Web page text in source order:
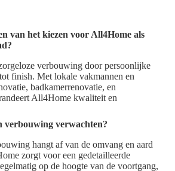
van het kiezen voor All4Home als
verbouwing door persoonlijke
finish. Met lokale vakmannen en
badkamerrenovatie, en
All4Home kwaliteit en
verbouwing verwachten?
hangt af van de omvang en aard
zorgt voor een gedetailleerde
op de hoogte van de voortgang,